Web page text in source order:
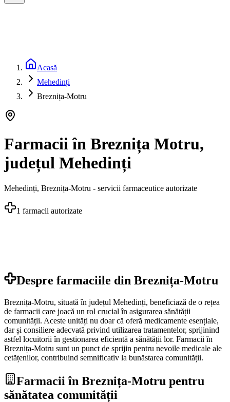
Acasă
Mehedinți
Breznița-Motru
Farmacii în Breznița Motru,
județul Mehedinți
Mehedinți, Breznița-Motru - servicii farmaceutice autorizate
1 farmacii autorizate
Despre farmaciile din Breznița-Motru
Breznița-Motru, situată în județul Mehedinți, beneficiază de o rețea
de farmacii care joacă un rol crucial în asigurarea sănătății
comunității. Aceste unități nu doar că oferă medicamente esențiale,
dar și consiliere adecvată privind utilizarea tratamentelor, sprijinind
astfel locuitorii în gestionarea eficientă a sănătății lor. Farmacii în
Breznița-Motru sunt un punct de sprijin pentru nevoile medicale ale
cetățenilor, contribuind semnificativ la bunăstarea comunității.
Farmacii în Breznița-Motru pentru
sănătatea comunității